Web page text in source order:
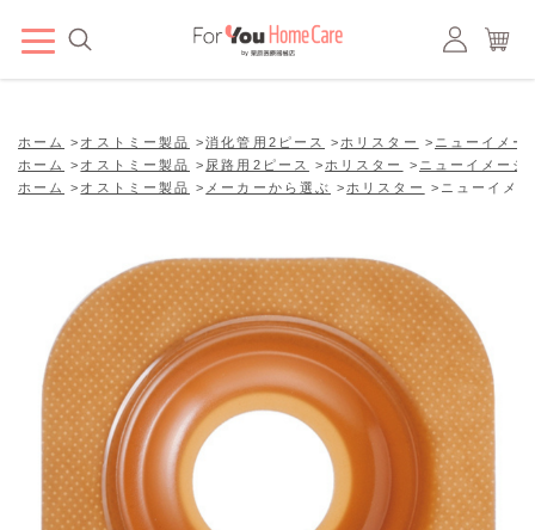
ホーム > オストミー製品 >消化管用2ピース > ホリスター > ニューイメー
ホーム
> オストミー製品 > 尿路用2ピース > ホリスター > ニューイメージ
ホーム
> オストミー製品 > メーカーから選ぶ > ホリスター > ニューイメ